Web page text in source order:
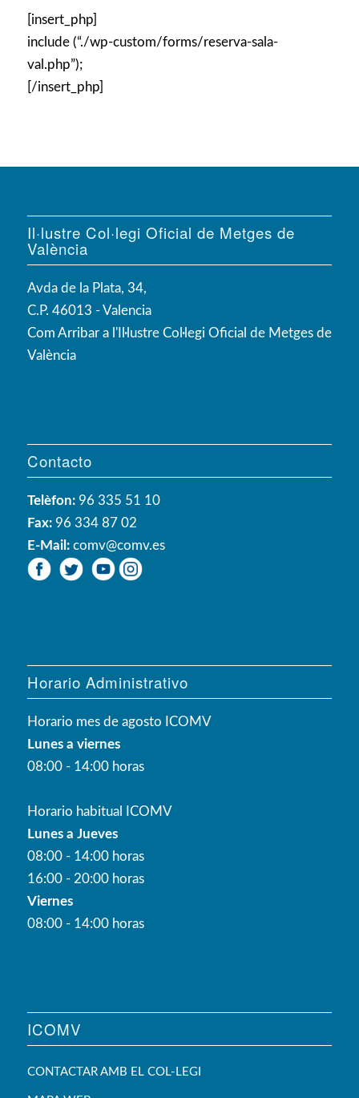
[insert_php]
include (“./wp-custom/forms/reserva-sala-
val.php”);
[/insert_php]
Il·lustre Col·legi Oficial de Metges de
València
Avda de la Plata, 34,
C.P. 46013 - Valencia
Com Arribar a l'Il·lustre Col·legi Oficial de Metges de
València
Contacto
Telèfon: 96 335 51 10
Fax:96 334 87 02
E-Mail: comv@comv.es
Horario Administrativo
Horario mes de agosto ICOMV
Lunes a viernes
08:00 - 14:00 horas
Horario habitual ICOMV
Lunes a Jueves
08:00 - 14:00 horas
16:00 - 20:00 horas
Viernes
08:00 - 14:00 horas
ICOMV
CONTACTAR AMB EL COL-LEGI